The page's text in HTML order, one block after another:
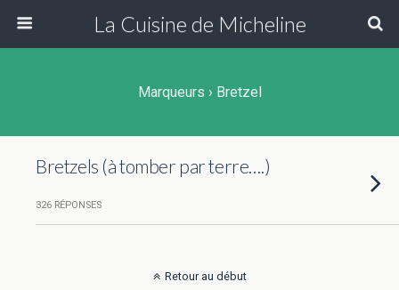
La Cuisine de Micheline
Marqueurs › Bretzel
Bretzels (à tomber par terre….)
326 RÉPONSES
Retour au début